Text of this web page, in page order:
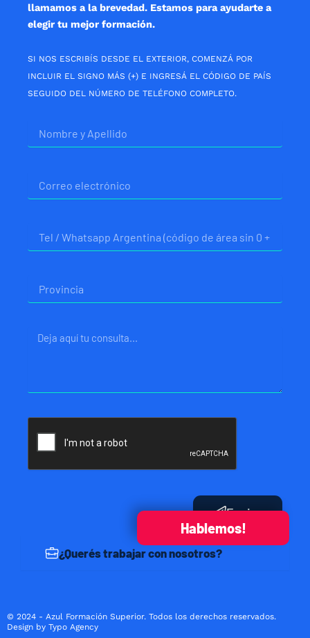
Hablemos!
¿Querés trabajar con nosotros?
llamamos a la brevedad. Estamos para ayudarte a
elegir tu mejor formación.
SI NOS ESCRIBÍS DESDE EL EXTERIOR, COMENZÁ POR
INCLUIR EL SIGNO MÁS (+) E INGRESÁ EL CÓDIGO DE PAÍS
SEGUIDO DEL NÚMERO DE TELÉFONO COMPLETO.
electrónico
Mensaje
Enviar
© 2024 - Azul Formación Superior. Todos los derechos reservados.
Design by Typo Agency